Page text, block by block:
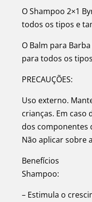
O Shampoo 2×1
todos os tipos e
O Balm para
para todos os
PRECAUÇÕES:
Uso externo.
crianças. Em caso
dos componentes
Não aplicar sobre
Benefícios
Shampoo:
– Estimula o